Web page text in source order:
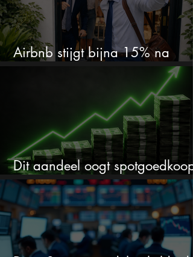
Airbnb stijgt bijna 15% na
cijfers: vooral dit AI-cijfer valt op
Dit aandeel oogt spotgoedkoop
voor hoeveel het kan stijgen